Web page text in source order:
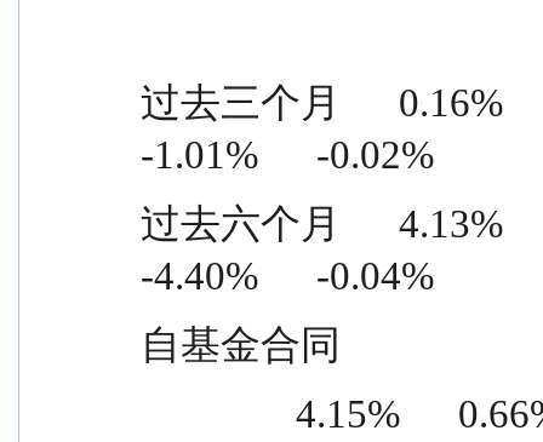
过去三个月      0.16%
-1.01%      -0.02%
过去六个月      4.13%
-4.40%      -0.04%
自基金合同